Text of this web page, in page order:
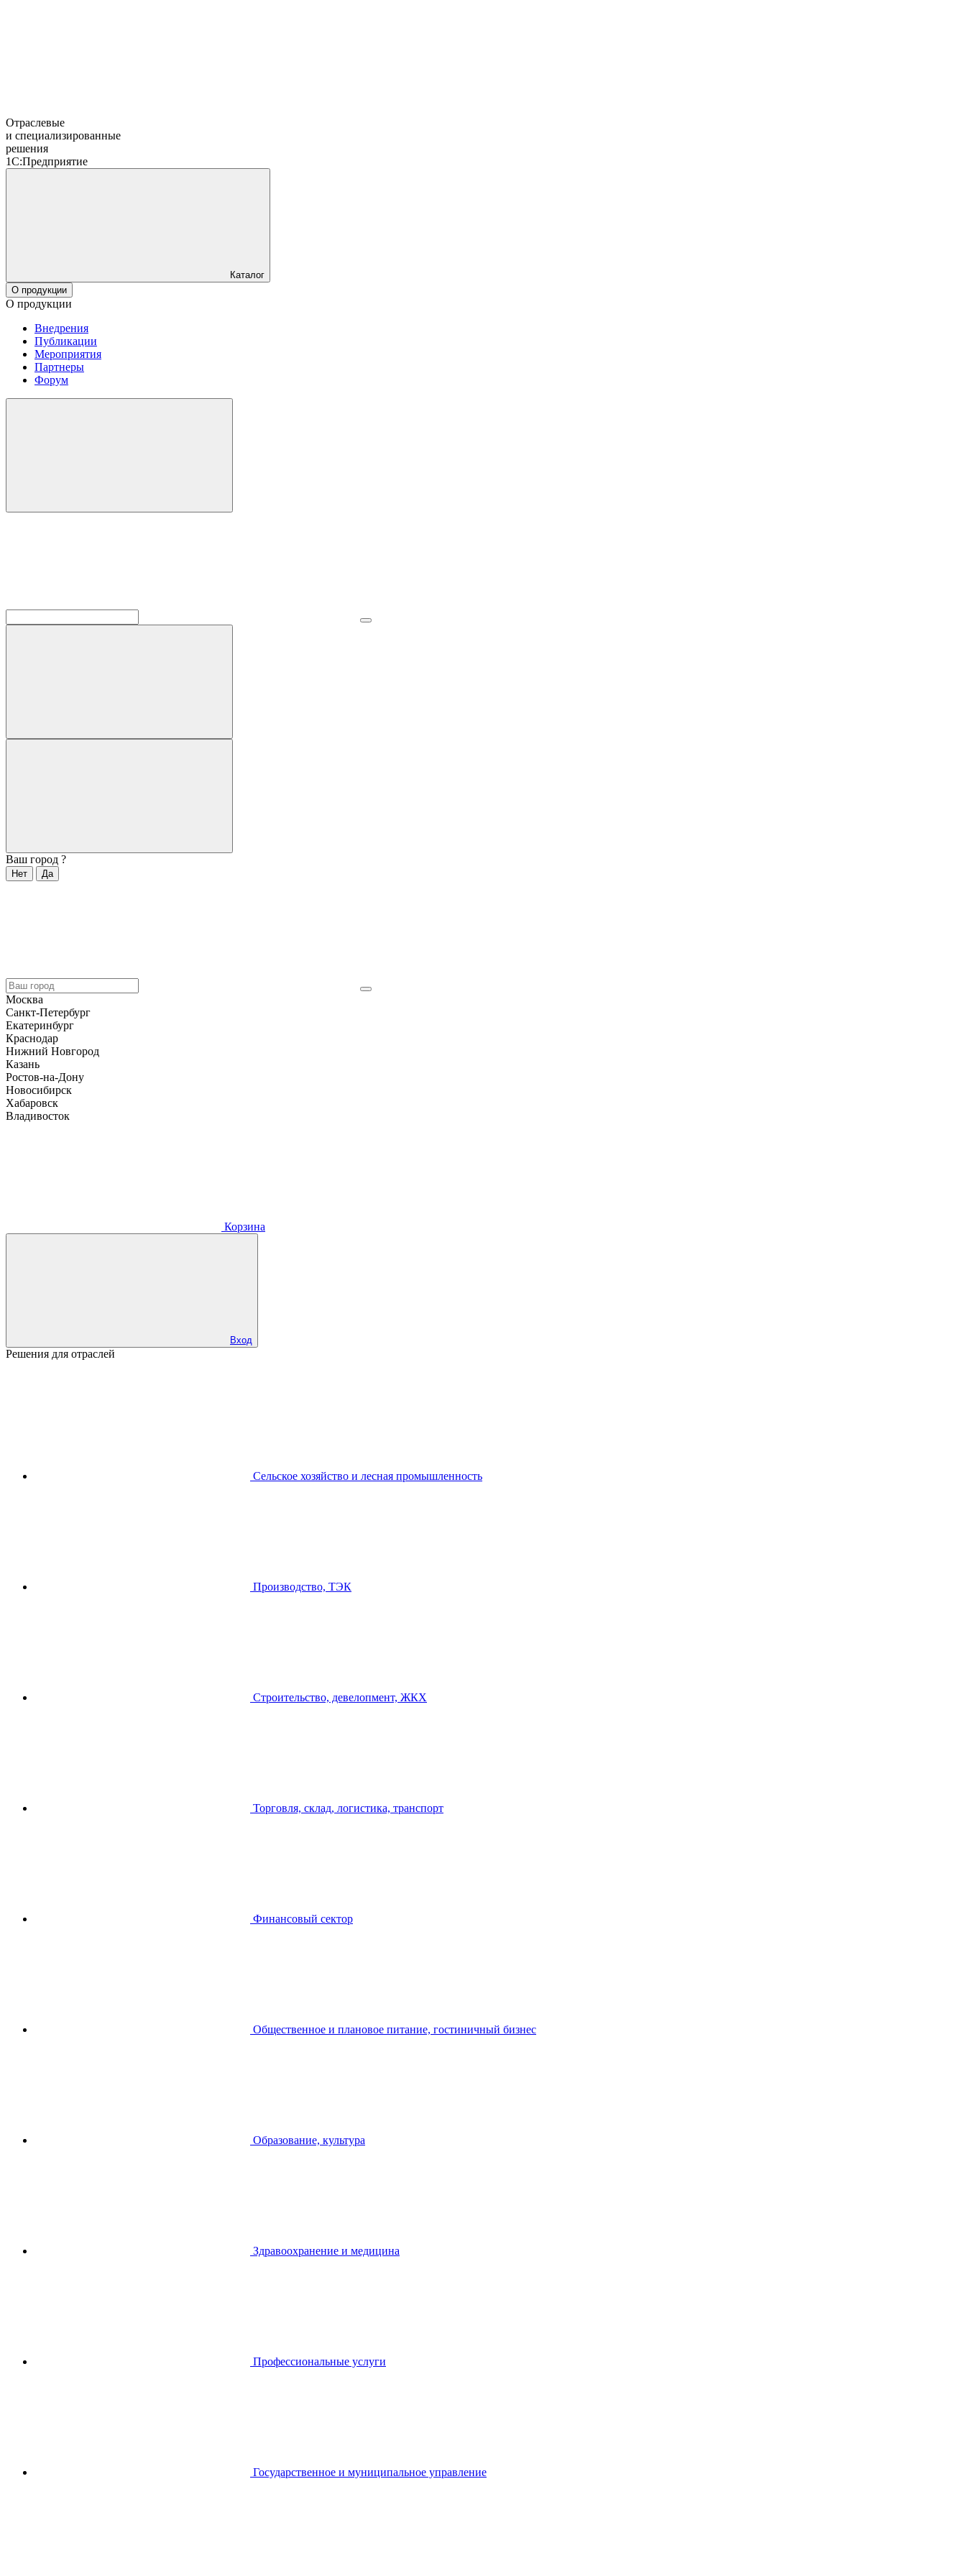
Отраслевые
и специализированные
решения
1С:Предприятие
Каталог
О продукции
О продукции
Внедрения
Публикации
Мероприятия
Партнеры
Форум
Ваш город ?
Нет Да
Москва
Санкт-Петербург
Екатеринбург
Краснодар
Нижний Новгород
Казань
Ростов-на-Дону
Новосибирск
Хабаровск
Владивосток
Корзина
Вход
Решения для отраслей
Сельское хозяйство и лесная промышленность
Производство, ТЭК
Строительство, девелопмент, ЖКХ
Торговля, склад, логистика, транспорт
Финансовый сектор
Общественное и плановое питание, гостиничный бизнес
Образование, культура
Здравоохранение и медицина
Профессиональные услуги
Государственное и муниципальное управление